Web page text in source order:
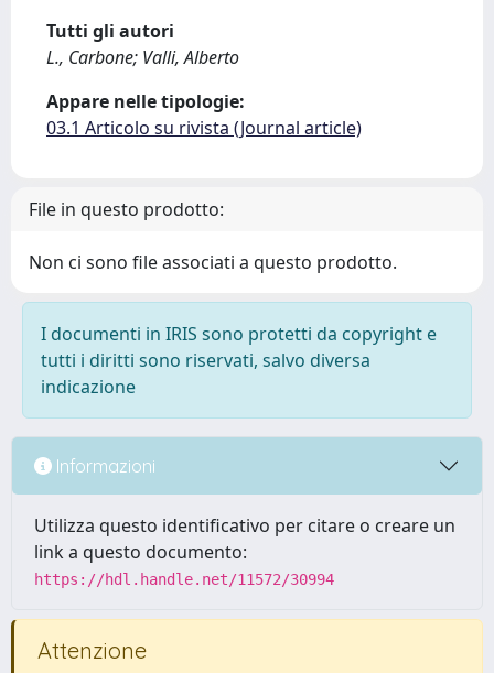
Tutti gli autori
L., Carbone; Valli, Alberto
Appare nelle tipologie:
03.1 Articolo su rivista (Journal article)
File in questo prodotto:
Non ci sono file associati a questo prodotto.
I documenti in IRIS sono protetti da copyright e
tutti i diritti sono riservati, salvo diversa
indicazione
Informazioni
Utilizza questo identificativo per citare o creare un
link a questo documento:
https://hdl.handle.net/11572/30994
Attenzione